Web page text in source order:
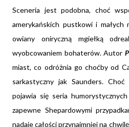
Sceneria jest podobna, choć
amerykańskich pustkowi i małych
owiany oniryczną mgiełką
wyobcowaniem bohaterów. Autor
miast, co odróżnia go choćby od
sarkastyczny jak Saunders.
pojawia się seria
zapewne Shepardowymi
nadaje całości przynajmniej na